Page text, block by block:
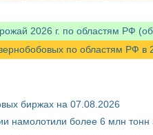
2026 г. по областям РФ
по областям РФ в
биржах на 07.08.2026
намолотили более 6 млн тонн